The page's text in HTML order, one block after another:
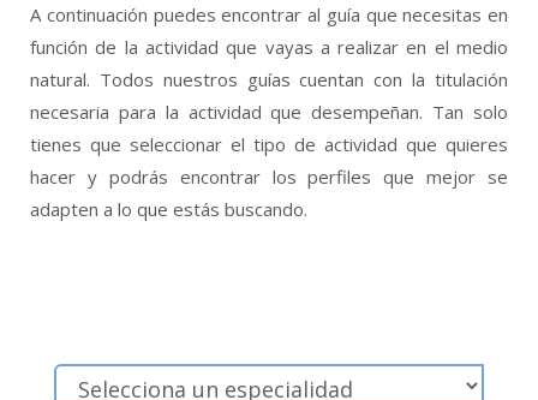
A continuación puedes encontrar al guía que necesitas en
función de la actividad que vayas a realizar en el medio
natural. Todos nuestros guías cuentan con la titulación
necesaria para la actividad que desempeñan. Tan solo
tienes que seleccionar el tipo de actividad que quieres
hacer y podrás encontrar los perfiles que mejor se
adapten a lo que estás buscando.